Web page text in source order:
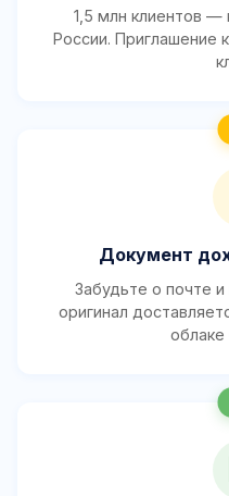
1,5 млн клиентов
России. Приглашение
Документ
Забудьте о почте
оригинал
облаке